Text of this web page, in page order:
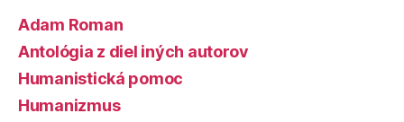
Adam Roman
Antológia z diel iných autorov
Humanistická pomoc
Humanizmus